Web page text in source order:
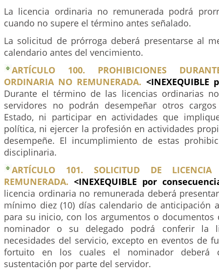
La licencia ordinaria no remunerada podrá
cuando no supere el término antes señalado.
La solicitud de prórroga deberá presentarse al
calendario antes del vencimiento.
ARTÍCULO 100. PROHIBICIONES
ORDINARIA NO REMUNERADA. <INEXEQUIBLE
Durante el término de las licencias ordinarias
servidores no podrán desempeñar otros
Estado, ni participar en actividades que
política, ni ejercer la profesión en actividades
desempeñe. El incumplimiento de estas
disciplinaria.
ARTÍCULO 101. SOLICITUD DE
REMUNERADA. <INEXEQUIBLE por
licencia ordinaria no remunerada deberá
mínimo diez (10) días calendario de anticipación
para su inicio, con los argumentos o documentos
nominador o su delegado podrá conferir la
necesidades del servicio, excepto en eventos de
fortuito en los cuales el nominador deberá
sustentación por parte del servidor.